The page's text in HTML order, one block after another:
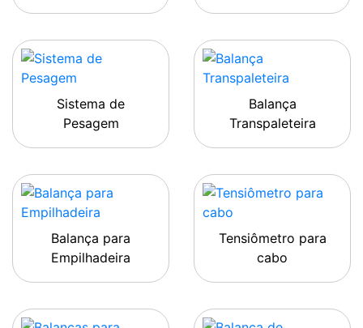
Sistema de
Pesagem
Balança
Transpaleteira
Balança para
Empilhadeira
Tensiômetro para
cabo